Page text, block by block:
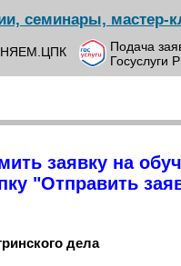
семинары,
Подача
Госуслуги
заявку на
"Отправить
дела